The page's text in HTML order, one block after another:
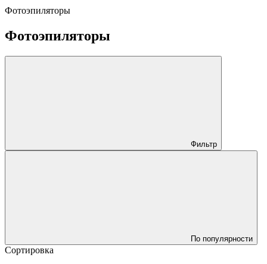
Фотоэпиляторы
Фотоэпиляторы
Фильтр
По популярности
Сортировка